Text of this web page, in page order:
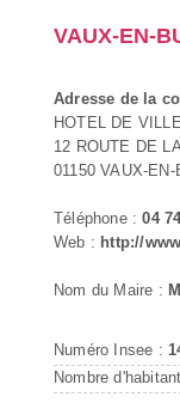
VAUX-EN-
Adresse de la
HOTEL DE VILLE
12 ROUTE DE
01150 VAUX-EN-
Téléphone :04
Web : http://
Nom du Maire :
Numéro Insee :
Nombre